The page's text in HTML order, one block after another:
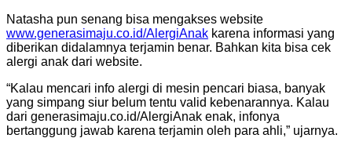
Natasha pun senang bisa mengakses website
www.generasimaju.co.id/AlergiAnak karena informasi yang
diberikan didalamnya terjamin benar. Bahkan kita bisa cek
alergi anak dari website.
“Kalau mencari info alergi di mesin pencari biasa, banyak
yang simpang siur belum tentu valid kebenarannya. Kalau
dari generasimaju.co.id/AlergiAnak enak, infonya
bertanggung jawab karena terjamin oleh para ahli,” ujarnya.